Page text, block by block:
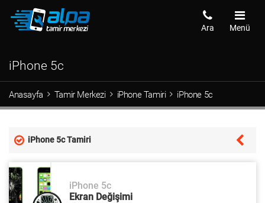
Menü
Ara
iPhone 5c
Anasayfa Tamir Merkezi iPhone Tamiri iPhone 5c
iPhone 5c Tamiri
iPhone 5c
Ekran Değişimi